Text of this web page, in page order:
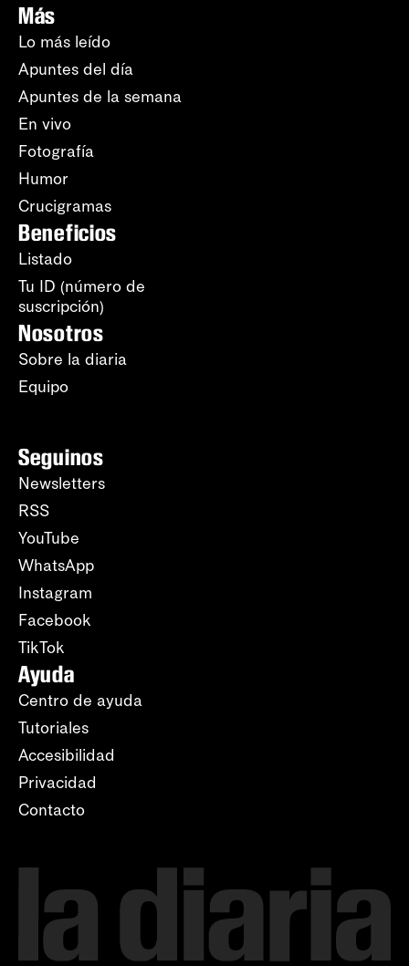
Más
Lo más leído
Apuntes del día
Apuntes de la semana
En vivo
Fotografía
Humor
Crucigramas
Beneficios
Listado
Tu ID (número de
suscripción)
Nosotros
Sobre la diaria
Equipo
Seguinos
Newsletters
RSS
YouTube
WhatsApp
Instagram
Facebook
TikTok
Ayuda
Centro de ayuda
Tutoriales
Accesibilidad
Privacidad
Contacto